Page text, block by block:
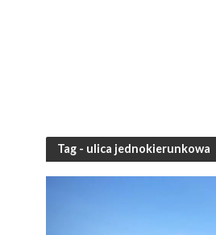
Tag - ulica jednokierunkowa